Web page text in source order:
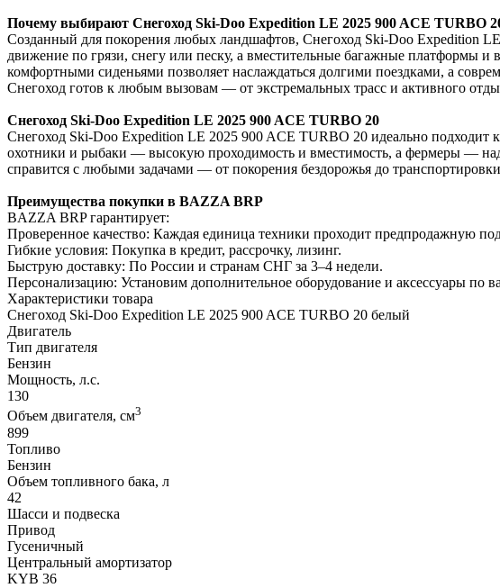
Почему выбирают Снегоход Ski-Doo Expedition LE 2025 900 ACE TURBO
Созданный для покорения любых ландшафтов, Снегоход Ski-Doo Expedition
движение по грязи, снегу или песку, а вместительные багажные платформы
комфортными сиденьями позволяет наслаждаться долгими поездками, а
Снегоход готов к любым вызовам — от экстремальных трасс и активного
Снегоход Ski-Doo Expedition LE 2025 900 ACE TURBO 20
Снегоход Ski-Doo Expedition LE 2025 900 ACE TURBO 20 идеально подходит
охотники и рыбаки — высокую проходимость и вместимость, а фермеры —
справится с любыми задачами — от покорения бездорожья до
Преимущества покупки в BAZZA BRP
BAZZA BRP гарантирует:
Проверенное качество: Каждая единица техники проходит предпродажную
Гибкие условия: Покупка в кредит, рассрочку, лизинг.
Быструю доставку: По России и странам СНГ за 3–4 недели.
Персонализацию: Установим дополнительное оборудование и аксессуары по
Характеристики товара
Снегоход Ski-Doo Expedition LE 2025 900 ACE TURBO 20 белый
Двигатель
Тип двигателя
Бензин
Мощность, л.с.
130
Объем двигателя, см3
899
Топливо
Бензин
Объем топливного бака, л
42
Шасси и подвеска
Привод
Гусеничный
Центральный амортизатор
KYB 36